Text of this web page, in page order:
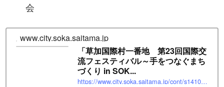
会
www.city.soka.saitama.jp
「草加国際村一番地 第23回国際交
流フェスティバル～手をつなぐまち
づくり in SOK...
https://www.city.soka.saitama.jp/cont/s1410/010/030/030/PAGE000000000000084498.html